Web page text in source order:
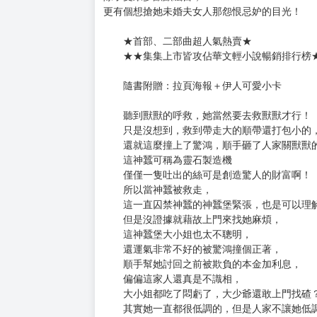
購買評價限制
伊人難為三部曲3：都是神蠶惹的禍
出版日期：2019/02/20
伊人，向來一出場就驚天動地不說，
再出場更是吸引萬千目光－－
除了受眾多獸獸矚目，
更有個想搶她未婚夫女人那怨恨忌妒的目光！
★首部、二部曲超人氣熱賣★
★★集集上市皆攻佔華文輕小說暢銷排行
隨書附贈：拉頁海報＋伊人可愛小卡
聽到獸獸的呼救，她當然要去救獸獸才行！
只是沒想到，救到帶走大的順帶還打包小的，
還就這麼撞上了驚鴻，順手砸了人家關獸獸的
這神蠶可稱為靈石製造機